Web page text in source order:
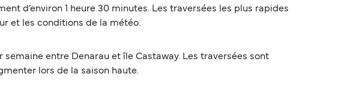
d’environ 1 heure 30 minutes. Les traversées les plus rapides
et les conditions de la météo.
entre Denarau et île Castaway. Les traversées sont
lors de la saison haute.